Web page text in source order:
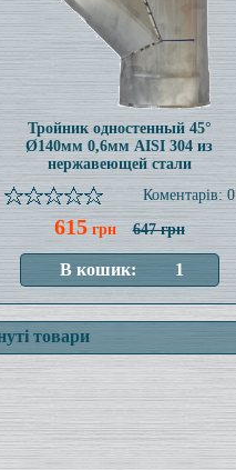
Тройник одностенный 45°
Ø140мм 0,6мм AISI 304 из
нержавеющей стали
Коментарів: 0
615грн 647 грн
товари